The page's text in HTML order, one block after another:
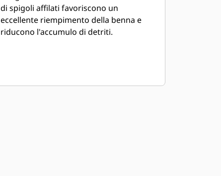
di spigoli affilati favoriscono un
eccellente riempimento della benna e
riducono l'accumulo di detriti.